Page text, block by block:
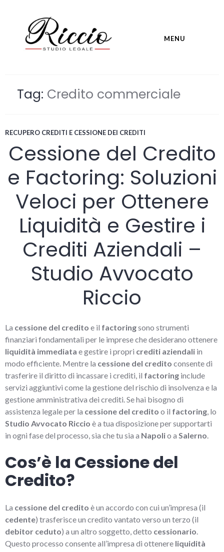
content
MENU
Tag: Credito commerciale
RECUPERO CREDITI E CESSIONE DEI CREDITI
Cessione del Credito
e Factoring: Soluzioni
Veloci per Ottenere
Liquidità e Gestire i
Crediti Aziendali –
Studio Avvocato
Riccio
La cessione del credito e il factoringsono strumenti
finanziari fondamentali per le imprese che desiderano ottenere
liquidità immediata e gestire i propri crediti aziendali in
modo efficiente. Mentre la cessione del credito consente di
trasferire il diritto di incassare i crediti, il factoring include
servizi aggiuntivi come la gestione del rischio di insolvenza e la
gestione amministrativa dei crediti. Se hai bisogno di
assistenza legale per la cessione del credito o il factoring, lo
Studio Avvocato Riccio è a tua disposizione per supportarti
in ogni fase del processo, sia che tu sia a Napolio a Salerno.
Cos’è la Cessione del
Credito?
La cessione del credito è un accordo con cui un’impresa (il
cedente) trasferisce un credito vantato verso un terzo (il
debitor ceduto) a un altro soggetto, detto cessionario.
Questo processo consente all’impresa di ottenere liquidità